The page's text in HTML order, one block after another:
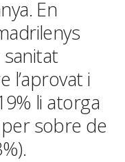
En
sanitat
l’aprovat i
li atorga
sobre de